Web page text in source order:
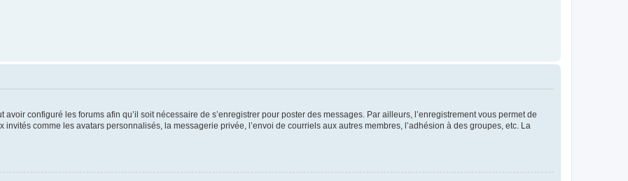
configuré les forums afin qu’il soit nécessaire de s’enregistrer pour poster des messages. Par ailleurs, l’enregistrement vous permet de
comme les avatars personnalisés, la messagerie privée, l’envoi de courriels aux autres membres, l’adhésion à des groupes, etc. La